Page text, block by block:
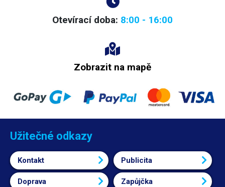
Otevírací doba: 8:00 - 16:00
Zobrazit na mapě
Užitečné odkazy
Kontakt Publicita
Doprava Zapůjčka